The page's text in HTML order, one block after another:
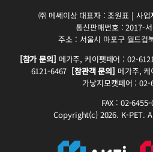
㈜ 메쎄이상 대표자 : 조원표 | 사
통신판매번호 : 2017-
주소 : 서울시 마포구 월드컵
[참가 문의] 메가주, 케이펫페어 : 02-
6121-6467 [참관객 문의] 메가주,
가낳지모캣페어 :
FAX : 02-
Copyright(c) 2026. K-PET.